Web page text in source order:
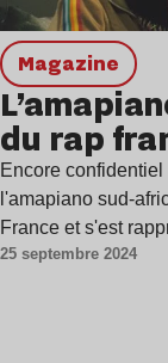
magazine
du rap
Encore
l'amapiano sud-
France et s'est
25 septembre 2024